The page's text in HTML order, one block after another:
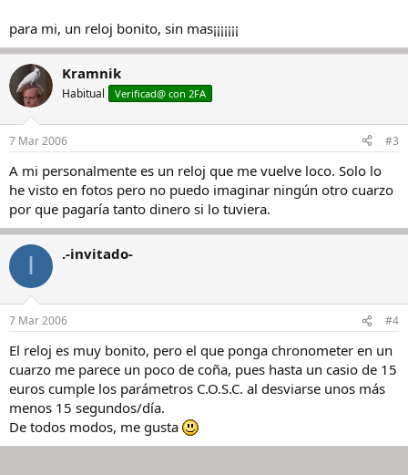
para mi, un reloj bonito, sin mas¡¡¡¡¡¡¡
Kramnik
Habitual Verificad@ con 2FA
7 Mar 2006 #3
A mi personalmente es un reloj que me vuelve loco. Solo lo
he visto en fotos pero no puedo imaginar ningún otro cuarzo
por que pagaría tanto dinero si lo tuviera.
I .-invitado-
7 Mar 2006 #4
El reloj es muy bonito, pero el que ponga chronometer en un
cuarzo me parece un poco de coña, pues hasta un casio de 15
euros cumple los parámetros C.O.S.C. al desviarse unos más
menos 15 segundos/día.
De todos modos, me gusta